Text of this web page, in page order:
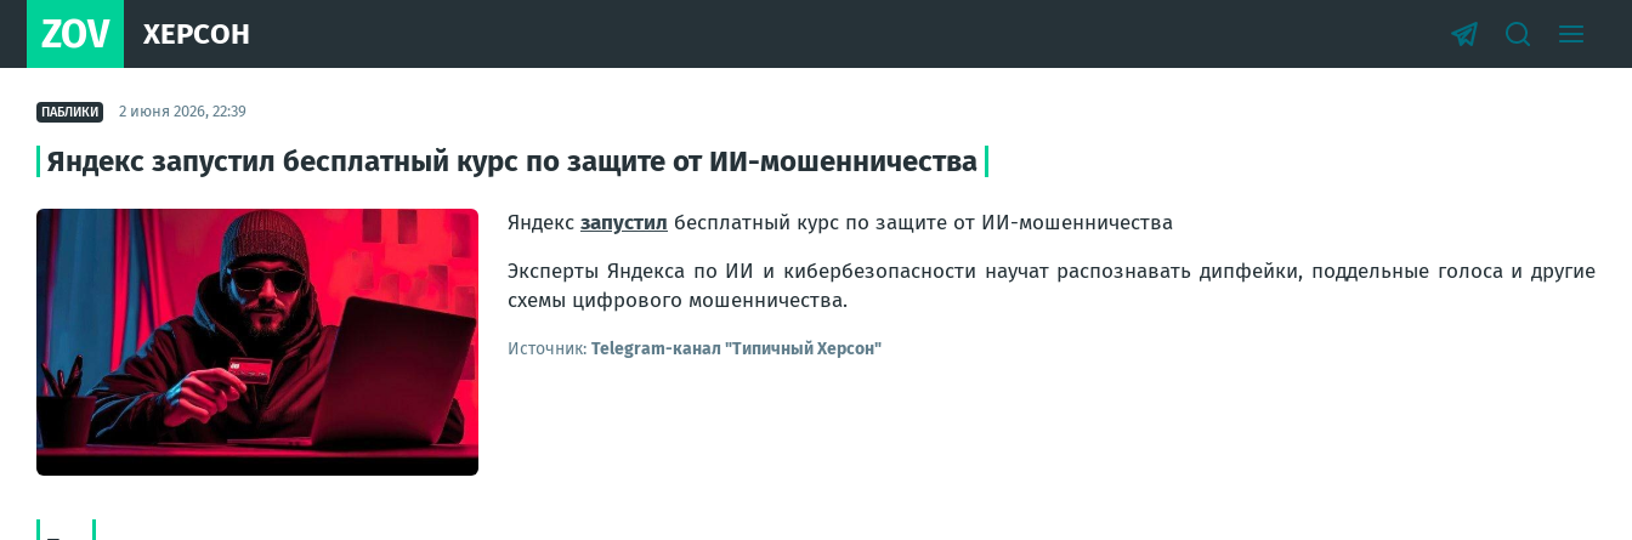
ZOV ХЕРСОН
ПАБЛИКИ 2 июня 2026, 22:39
Яндекс запустил бесплатный курс по защите от ИИ-мошенничества
Яндекс запустил бесплатный курс по защите от ИИ-мошенничества
Эксперты Яндекса по ИИ и кибербезопасности научат распознавать дипфейки, поддельные голоса и другие
схемы цифрового мошенничества.
Источник: Telegram-канал "Типичный Херсон"